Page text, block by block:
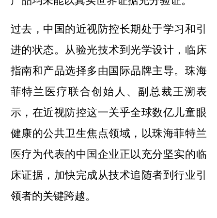
过去，中国的近视防控长期处于学习和引
进的状态。从验光技术到光学设计，临床
指南和产品选择多由国际品牌主导。珠海
菲特兰医疗联合创始人、副总裁王溯表
示，在近视防控这一关乎全球数亿儿童眼
健康的公共卫生焦点领域，以珠海菲特兰
医疗为代表的中国企业正以充分坚实的临
床证据，加快完成从技术追随者到行业引
领者的关键跨越。